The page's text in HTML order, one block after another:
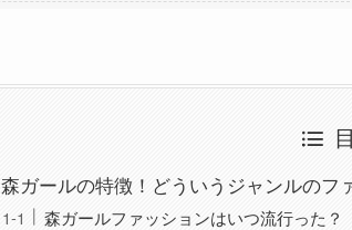
森ガールの特徴！どういうジャンルのフ
森ガールファッションはいつ流行った？